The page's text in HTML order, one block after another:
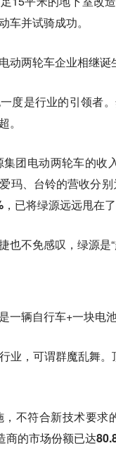
车并试骑成功。
动两轮车企业相继诞
度是行业的引领者
团电动两轮车的收
玛、台铃的营收分
，已将绿源远远甩在了
不免感叹，绿源是“
一辆自行车+一块电
业，可谓群魔乱舞。
不符合新技术要求
的市场份额已达